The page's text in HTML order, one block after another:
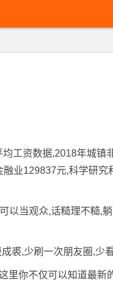
工资数据,2018年城镇
业129837元,科学研
以当观众,话糙理不糙,
裘,少刷一次朋友圈,少
里你不仅可以知道最